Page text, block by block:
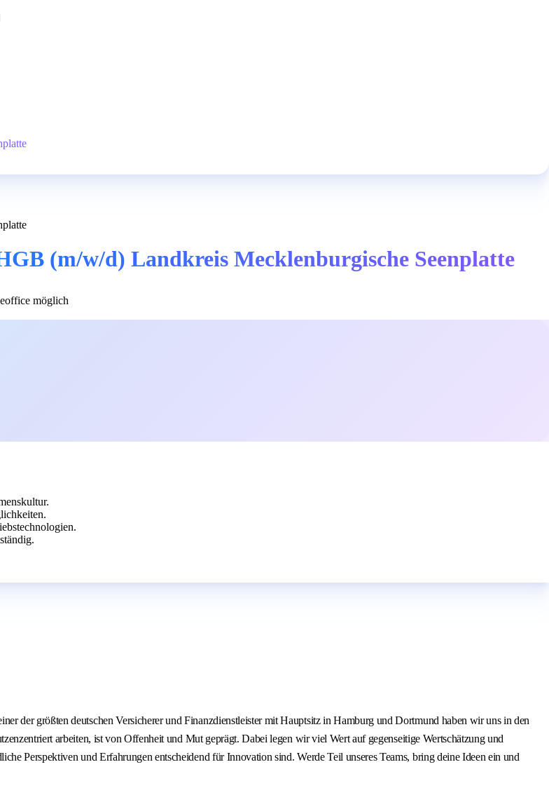
(m/w/d) Landkreis Mecklenburgische Seenplatte
möglich
der größten deutschen Versicherer und Finanzdienstleister mit Hauptsitz in Hamburg und Dortmund haben wir uns in den
arbeiten, ist von Offenheit und Mut geprägt. Dabei legen wir viel Wert auf gegenseitige Wertschätzung und
Perspektiven und Erfahrungen entscheidend für Innovation sind. Werde Teil unseres Teams, bring deine Ideen ein und